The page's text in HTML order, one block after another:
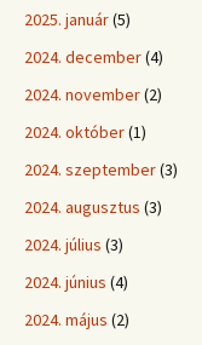
2025. január(5)
2024. december(4)
2024. november(2)
2024. október(1)
2024. szeptember(3)
2024. augusztus (3)
2024. július (3)
2024. június (4)
2024. május (2)